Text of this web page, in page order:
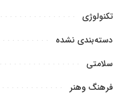
تکنولوژی
دسته‌بندی نشده
سلامتی
فرهنگ وهنر